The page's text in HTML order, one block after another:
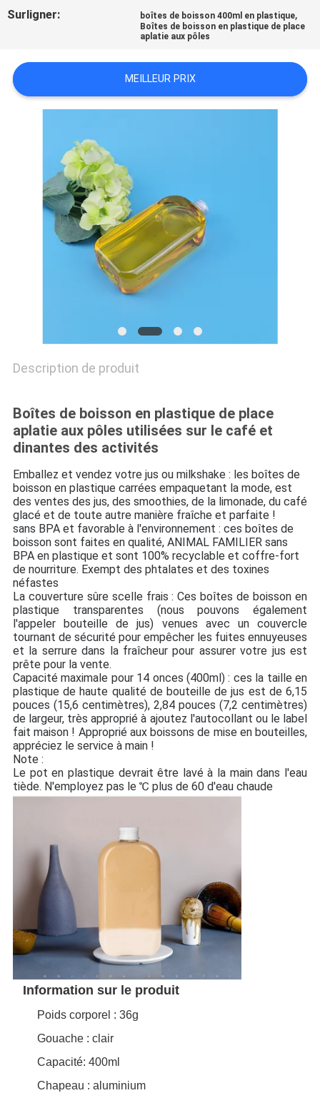
NOUVELLES
CAS
PLAN
PRIVACY
POLICY
Surligner: boîtes de boisson 400ml en plastique,
Boîtes de boisson en plastique de place
aplatie aux pôles
MEILLEUR PRIX
Description de produit
Boîtes de boisson en plastique de place
aplatie aux pôles utilisées sur le café et
dinantes des activités
Emballez et vendez votre jus ou milkshake : les boîtes de
boisson en plastique carrées empaquetant la mode, est
des ventes des jus, des smoothies, de la limonade, du café
glacé et de toute autre manière fraîche et parfaite !
sans BPA et favorable à l'environnement : ces boîtes de
boisson sont faites en qualité, ANIMAL FAMILIER sans
BPA en plastique et sont 100% recyclable et coffre-fort
de nourriture. Exempt des phtalates et des toxines
néfastes
La couverture sûre scelle frais : Ces boîtes de boisson en
plastique transparentes (nous pouvons également
l'appeler bouteille de jus) venues avec un couvercle
tournant de sécurité pour empêcher les fuites ennuyeuses
et la serrure dans la fraîcheur pour assurer votre jus est
prête pour la vente.
Capacité maximale pour 14 onces (400ml) : ces la taille en
plastique de haute qualité de bouteille de jus est de 6,15
pouces (15,6 centimètres), 2,84 pouces (7,2 centimètres)
de largeur, très approprié à ajoutez l'autocollant ou le label
fait maison ! Approprié aux boissons de mise en bouteilles,
appréciez le service à main !
Note :
Le pot en plastique devrait être lavé à la main dans l'eau
tiède. N'employez pas le ℃ plus de 60 d'eau chaude
Information sur le produit
Poids corporel : 36g
Gouache : clair
Capacité: 400ml
Chapeau : aluminium